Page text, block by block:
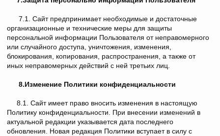
7.1. Сайт предпринимает необходимые и достаточные
организационные и технические меры для защиты
персональной информации Пользователя от неправомерного
или случайного доступа, уничтожения, изменения,
блокирования, копирования, распространения, а также от
иных неправомерных действий с ней третьих лиц.
8.Изменение Политики конфиденциальности
8.1. Сайт имеет право вносить изменения в настоящую
Политику конфиденциальности. При внесении изменений в
актуальной редакции указывается дата последнего
обновления. Новая редакция Политики вступает в силу с